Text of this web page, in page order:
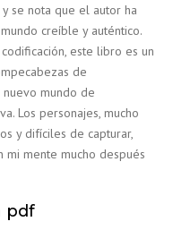
se nota que el autor ha
creíble y auténtico.
este libro es un
de
nuevo mundo de
Los personajes, mucho
y difíciles de capturar,
mi mente mucho después
pdf